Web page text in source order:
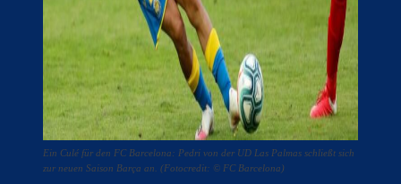
Ein Culé für den FC Barcelona: Pedri von der UD Las Palmas schließt sich
zur neuen Saison Barça an. (Fotocredit: © FC Barcelona)